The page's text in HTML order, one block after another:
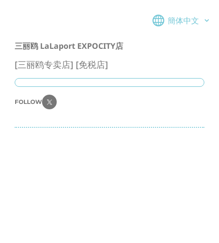
簡体中文
三丽鸥 LaLaport EXPOCITY店
[三丽鸥专卖店] [免税店]
FOLLOW